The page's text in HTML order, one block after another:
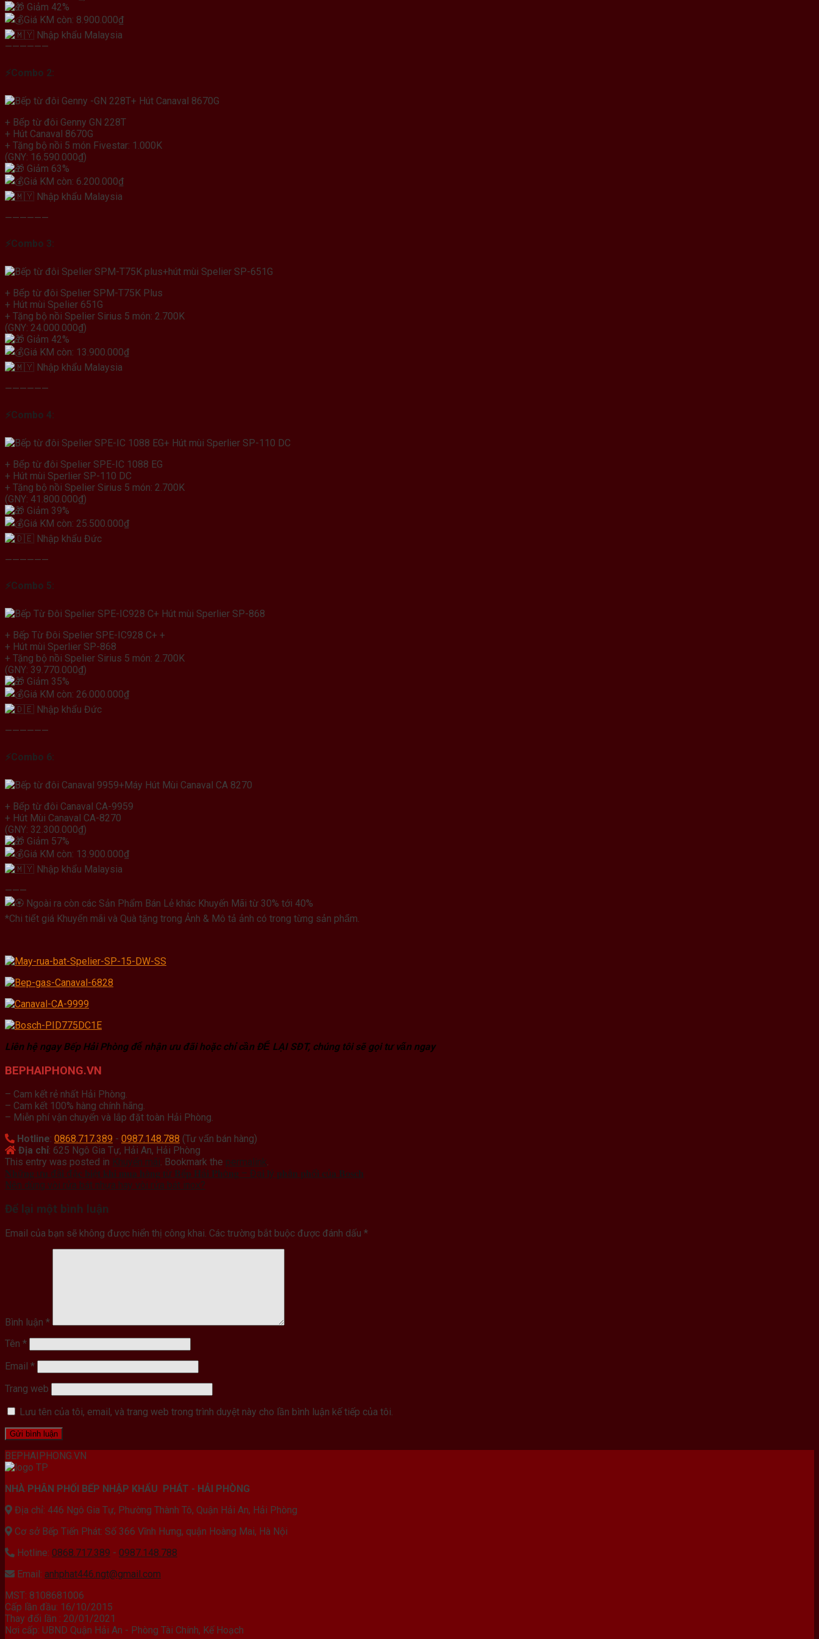
Giảm 42%
Giá KM còn: 8.900.000₫
Nhập khẩu Malaysia
——————
⚡Combo 2:
+ Bếp từ đôi Genny GN 228T
+ Hút Canaval 8670G
+ Tặng bộ nồi 5 món Fivestar: 1.000K
(GNY: 16.590.000₫)
Giảm 63%
Giá KM còn: 6.200.000₫
Nhập khẩu Malaysia
——————
⚡Combo 3:
+ Bếp từ đôi Spelier SPM-T75K Plus
+ Hút mùi Spelier 651G
+ Tặng bộ nồi Spelier Sirius 5 món: 2.700K
(GNY: 24.000.000₫)
Giảm 42%
Giá KM còn: 13.900.000₫
Nhập khẩu Malaysia
——————
⚡Combo 4:
+ Bếp từ đôi Spelier SPE-IC 1088 EG
+ Hút mùi Sperlier SP-110 DC
+ Tặng bộ nồi Spelier Sirius 5 món: 2.700K
(GNY: 41.800.000₫)
Giảm 39%
Giá KM còn: 25.500.000₫
Nhập khẩu Đức
——————
⚡Combo 5:
+ Bếp Từ Đôi Spelier SPE-IC928 C+ +
+ Hút mùi Sperlier SP-868
+ Tặng bộ nồi Spelier Sirius 5 món: 2.700K
(GNY: 39.770.000₫)
Giảm 35%
Giá KM còn: 26.000.000₫
Nhập khẩu Đức
——————
⚡Combo 6:
+ Bếp từ đôi Canaval CA-9959
+ Hút Mùi Canaval CA-8270
(GNY: 32.300.000₫)
Giảm 57%
Giá KM còn: 13.900.000₫
Nhập khẩu Malaysia
———
Ngoài ra còn các Sản Phẩm Bán Lẻ khác Khuyến Mãi từ 30% tới 40%
*Chi tiết giá Khuyến mãi và Quà tặng trong Ảnh & Mô tả ảnh có trong từng sản phẩm.
Liên hệ ngay Bếp Hải Phòng để nhận ưu đãi hoặc chỉ cần ĐỂ LẠI SĐT, chúng tôi sẽ gọi tư vấn ngay
BEPHAIPHONG.VN
– Cam kết rẻ nhất Hải Phòng.
– Cam kết 100% hàng chính hãng.
– Miễn phí vận chuyển và lắp đặt toàn Hải Phòng.
Hotline: 0868.717.389 - 0987.148.788 (Tư vấn bán hàng)
Địa chỉ: 625 Ngô Gia Tự, Hải An, Hải Phòng
This entry was posted in Khuyến mãi. Bookmark the permalink.
𝐍𝐡ữ𝐧𝐠 ư𝐮 đã𝐢 đặ𝐜 𝐛𝐢ệ𝐭 𝐤𝐡𝐢 𝐦𝐮𝐚 𝐡à𝐧𝐠 𝐭ừ 𝐁ế𝐩 𝐇ả𝐢 𝐏𝐡ò𝐧𝐠 – Đạ𝐢 𝐥ý 𝐩𝐡â𝐧 𝐩𝐡ố𝐢 𝐜ủ𝐚 𝐁𝐨𝐬𝐜𝐡
Nên dùng vòi rửa bát nhựa hay vòi rửa bát inox?
Để lại một bình luận
Email của bạn sẽ không được hiển thị công khai. Các trường bắt buộc được đánh dấu *
Bình luận *
Tên *
Email *
Trang web
Lưu tên của tôi, email, và trang web trong trình duyệt này cho lần bình luận kế tiếp của tôi.
BEPHAIPHONG.VN
NHÀ PHÂN PHỐI BẾP NHẬP KHẨU PHÁT - HẢI PHÒNG
Địa chỉ: 446 Ngô Gia Tự, Phường Thành Tô, Quận Hải An, Hải Phòng
Cơ sở Bếp Tiến Phát: Số 366 Vĩnh Hưng, quận Hoàng Mai, Hà Nội
Hotline: 0868.717.389 - 0987.148.788
Email: anhphat446.ngt@gmail.com
MST: 8108681006
Cấp lần đầu: 16/10/2015
Thay đổi lần : 20/01/2021
Nơi cấp: UBND Quận Hải An - Phòng Tài Chính, Kế Hoạch